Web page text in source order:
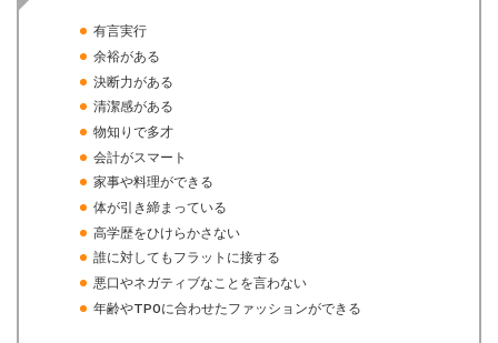
有言実行
余裕がある
決断力がある
清潔感がある
物知りで多才
会計がスマート
家事や料理ができる
体が引き締まっている
高学歴をひけらかさない
誰に対してもフラットに接する
悪口やネガティブなことを言わない
年齢やTPOに合わせたファッションができる